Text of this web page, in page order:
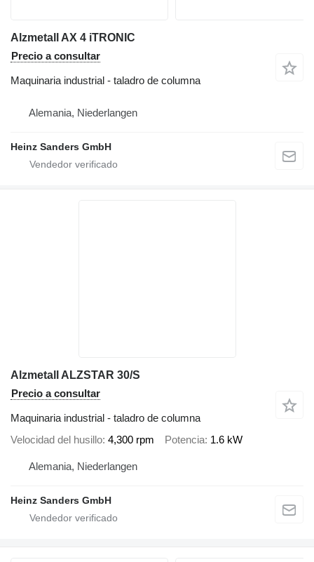
Alzmetall AX 4 iTRONIC
Precio a consultar
Maquinaria industrial - taladro de columna
Alemania, Niederlangen
Heinz Sanders GmbH
Alzmetall ALZSTAR 30/S
Precio a consultar
Maquinaria industrial - taladro de columna
Velocidad del husillo 4,300 rpm Potencia 1.6 kW
Alemania, Niederlangen
Heinz Sanders GmbH